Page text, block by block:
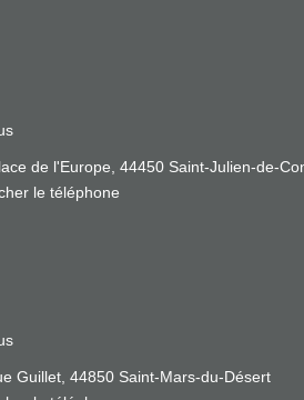
de l'Europe, 44450 Saint-Julien-de-
le téléphone
Guillet, 44850 Saint-Mars-du-Désert